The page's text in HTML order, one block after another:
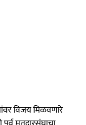
विजय मिळवणारे